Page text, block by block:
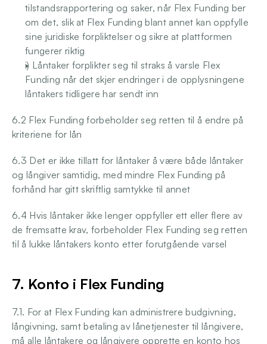
tilstandsrapportering og saker, når Flex Funding ber
om det, slik at Flex Funding blant annet kan oppfylle
sine juridiske forpliktelser og sikre at plattformen
fungerer riktig
i) Låntaker forplikter seg til straks å varsle Flex
Funding når det skjer endringer i de opplysningene
låntakers tidligere har sendt inn
6.2 Flex Funding forbeholder seg retten til å endre på
kriteriene for lån
6.3 Det er ikke tillatt for låntaker å være både låntaker
og långiver samtidig, med mindre Flex Funding på
forhånd har gitt skriftlig samtykke til annet
6.4 Hvis låntaker ikke lenger oppfyller ett eller flere av
de fremsatte krav, forbeholder Flex Funding seg retten
til å lukke låntakers konto etter forutgående varsel
7. Konto i Flex Funding
7.1. For at Flex Funding kan administrere budgivning,
långivning, samt betaling av lånetjenester til långivere,
må alle låntakere og långivere opprette en konto hos